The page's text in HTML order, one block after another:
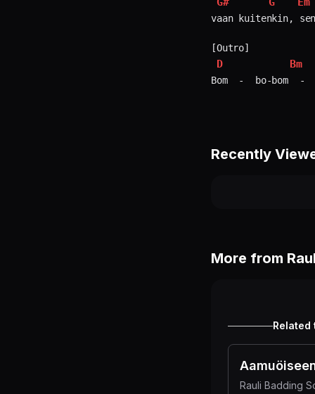
vaan kuitenkin,
D Bm
Recently
More from
Related
Rauli Badding